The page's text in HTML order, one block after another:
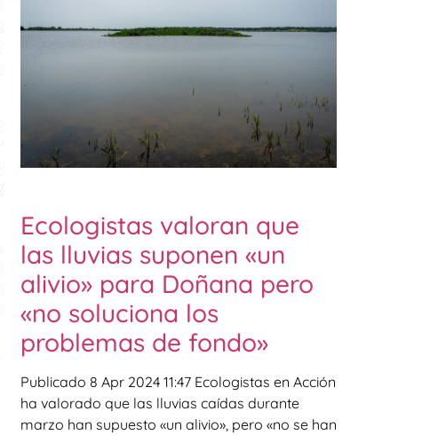
Ecologistas valoran que
las lluvias suponen «un
alivio» para Doñana pero
«no soluciona los
problemas de fondo»
Publicado 8 Apr 2024 11:47 Ecologistas en Acción
ha valorado que las lluvias caídas durante
marzo han supuesto «un alivio», pero «no se han